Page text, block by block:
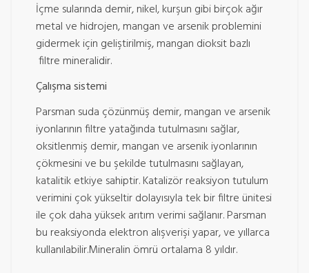
İçme sularında demir, nikel, kurşun gibi birçok ağır
metal ve hidrojen, mangan ve arsenik problemini
gidermek için geliştirilmiş, mangan dioksit bazlı
filtre mineralidir.
Çalışma sistemi
Parsman suda çözünmüş demir, mangan ve arsenik
iyonlarının filtre yatağında tutulmasını sağlar,
oksitlenmiş demir, mangan ve arsenik iyonlarının
çökmesini ve bu şekilde tutulmasını sağlayan,
katalitik etkiye sahiptir. Katalizör reaksiyon tutulum
verimini çok yükseltir dolayısıyla tek bir filtre ünitesi
ile çok daha yüksek arıtım verimi sağlanır. Parsman
bu reaksiyonda elektron alışverişi yapar, ve yıllarca
kullanılabilir.Mineralin ömrü ortalama 8 yıldır.